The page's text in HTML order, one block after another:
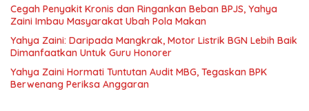
Cegah Penyakit Kronis dan Ringankan Beban BPJS, Yahya
Zaini Imbau Masyarakat Ubah Pola Makan
Yahya Zaini: Daripada Mangkrak, Motor Listrik BGN Lebih Baik
Dimanfaatkan Untuk Guru Honorer
Yahya Zaini Hormati Tuntutan Audit MBG, Tegaskan BPK
Berwenang Periksa Anggaran